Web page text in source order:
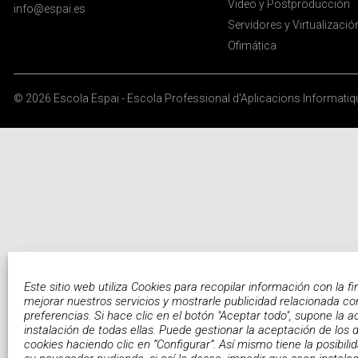
Este sitio web utiliza Cookies para recopilar información con la
mejorar nuestros servicios y mostrarle publicidad relacionada
preferencias. Si hace clic en el botón "Aceptar todo", supone la
instalación de todas ellas. Puede gestionar la aceptación de los
cookies haciendo clic en “Configurar”. Así mismo tiene la
info@espai.es
Video y Postproducción
Servidores y
Ofimática
© 2026 Escola Espai - Escola Professional d'Aplicacions